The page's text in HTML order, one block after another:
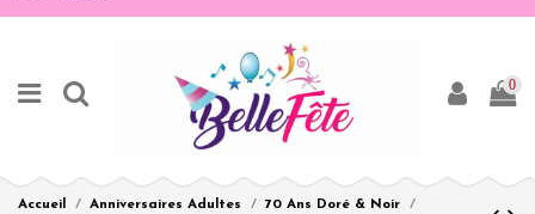
0
Accueil Anniversaires Adultes
70 Ans Doré & Noir